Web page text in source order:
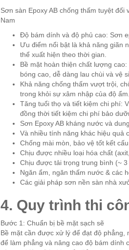
Sơn sàn Epoxy AB chống thấm tuyệt
Nam
Độ bám dính và độ phủ cao: Sơn
Ưu điểm nổi bật là khả năng giãn
thể xuất hiện theo thời gian.
Bề mặt hoàn thiện chất lượng
bóng cao, dễ dàng lau chùi và vệ
Khả năng chống thấm vượt trội,
trong khỏi sự xâm nhập của độ ẩm.
Tăng tuổi thọ và tiết kiệm chi phí:
đồng thời tiết kiệm chi phí bảo
Sơn Epoxy AB kháng nước và
Và nhiều tính năng khác hiệu quả
Chống mài mòn, bảo vệ tốt kết cấu
Chịu được nhiều loại hóa chất
Chịu được tải trọng trung bình (~
Ngăn ẩm, ngăn thấm nước & các
Các giải pháp sơn nền sàn nhà
4. Quy trình thi
Bước 1: Chuẩn bị bề mặt sạch sẽ
Bề mặt cần được xử lý để đạt độ
để làm phẳng và nâng cao độ bám dính